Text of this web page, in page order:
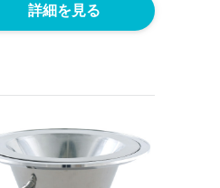
詳細を見る